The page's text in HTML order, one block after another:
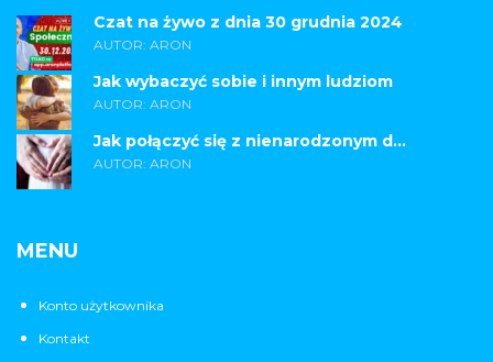
Czat na żywo z dnia 30 grudnia 2024
AUTOR: ARON
Jak wybaczyć sobie i innym ludziom
AUTOR: ARON
Jak połączyć się z nienarodzonym d...
AUTOR: ARON
MENU
Konto użytkownika
Kontakt